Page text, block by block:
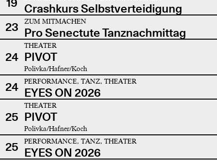
Crashkurs Selbstverteidigung
23
ZUM MITMACHEN
Pro Senectute Tanznachmittag
24
THEATER
PIVOT
Polivka/Hafner/Koch
24 PERFORMANCE, TANZ, THEATER
EYES ON 2026
25
THEATER
PIVOT
Polivka/Hafner/Koch
25 PERFORMANCE, TANZ, THEATER
EYES ON 2026